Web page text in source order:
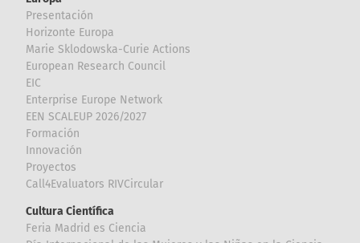
Presentación
Horizonte Europa
Marie Sklodowska-Curie Actions
European Research Council
EIC
Enterprise Europe Network
EEN SCALEUP 2026/2027
Formación
Innovación
Proyectos
Call4Evaluators RIVCircular
Cultura Científica
Feria Madrid es Ciencia